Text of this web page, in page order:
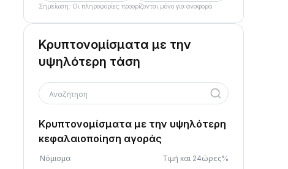
Σημείωση: Οι πληροφορίες προορίζονται μόνο για αναφορά.
Κρυπτονομίσματα με την
υψηλότερη τάση
Αναζήτηση
Κρυπτονομίσματα με την υψηλότερη
κεφαλαιοποίηση αγοράς
Νόμισμα Τιμή και 24ώρες%